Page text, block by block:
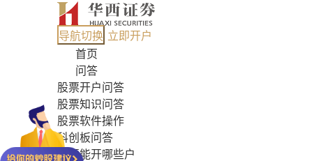
导航切换 立即开户
首页
问答
股票开户问答
股票知识问答
股票软件操作
科创板问答
股票能开哪些户